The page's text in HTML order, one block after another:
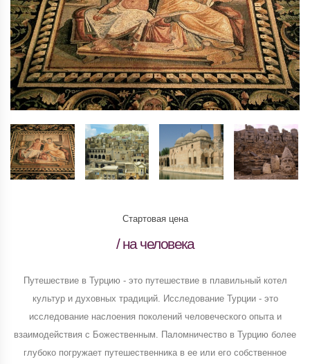
Стартовая цена
/ на человека
Путешествие в Турцию - это путешествие в плавильный котел
культур и духовных традиций. Исследование Турции - это
исследование наслоения поколений человеческого опыта и
взаимодействия с Божественным. Паломничество в Турцию более
глубоко погружает путешественника в ее или его собственное